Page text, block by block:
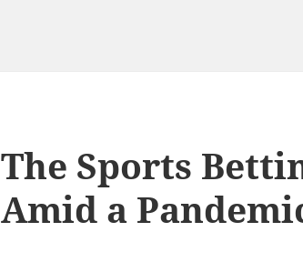
The Sports
Amid a